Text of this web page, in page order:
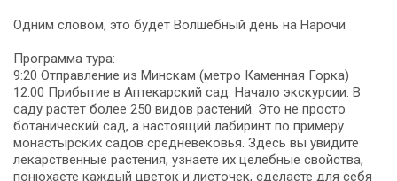
Одним словом, это будет Волшебный день на Нарочи
Программа тура:
9:20 Отправление из Минскам (метро Каменная Горка)
12:00 Прибытие в Аптекарский сад. Начало экскурсии. В
саду растет более 250 видов растений. Это не просто
ботанический сад, а настоящий лабиринт по примеру
монастырских садов средневековья. Здесь вы увидите
лекарственные растения, узнаете их целебные свойства,
понюхаете каждый цветок и листочек, сделаете для себя